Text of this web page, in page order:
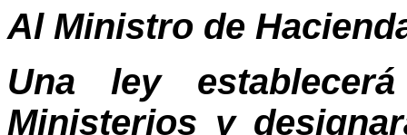
Al Ministro de
Una ley
Ministerios y